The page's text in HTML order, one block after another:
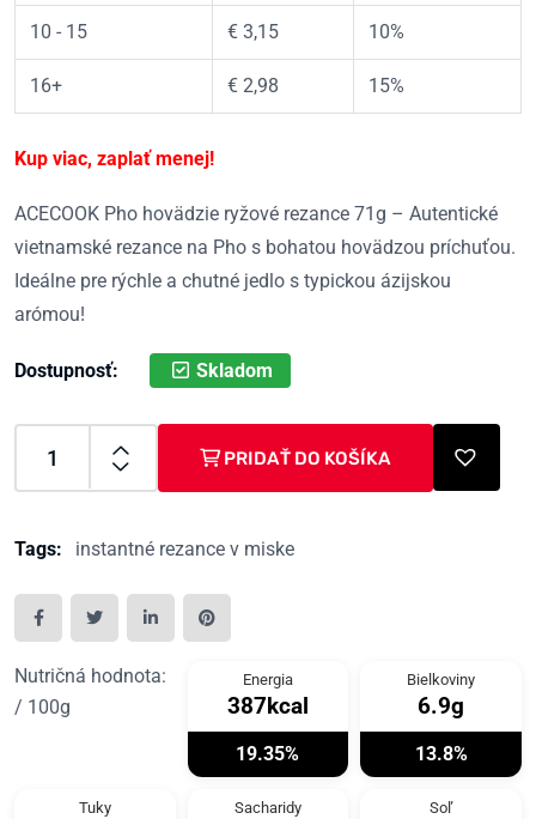
10 - 15 € 3,15 10%
16+ € 2,98 15%
Kup viac, zaplať menej!
ACECOOK Pho hovädzie ryžové rezance 71g – Autentické
vietnamské rezance na Pho s bohatou hovädzou príchuťou.
Ideálne pre rýchle a chutné jedlo s typickou ázijskou
arómou!
Dostupnosť: Skladom
PRIDAŤ DO KOŠÍKA
Tags: instantné rezance v miske
Nutričná hodnota:
/ 100g
Energia
387kcal
19.35%
Bielkoviny
6.9g
13.8%
Tuky Sacharidy Soľ